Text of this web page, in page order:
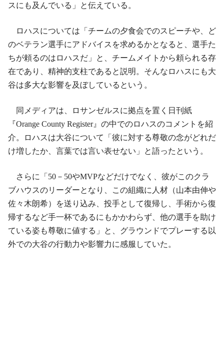
スにも及んでいる」と伝えている。
ロハスについては「チームの夕食会でのスピーチや、ど
のベテラン選手にアドバイスを求めるかとなると、選手た
ちが頼るのはロハスだ」と、チームメイトから頼られる存
在であり、精神的支柱であると説明。そんなロハスにも大
谷は多大な影響を及ぼしているという。
同メディアは、ロサンゼルスに拠点を置く日刊紙
『Orange County Register』の中でのロハスのコメントを紹
介。ロハスは大谷について「彼に対する尊敬の念がどれだ
け増したか、言葉では言い表せない」と語ったという。
さらに「50－50やMVPなどだけでなく、彼がこのクラ
ブハウスのリーダーとなり、この組織に人材（山本由伸や
佐々木朗希）を送り込み、投手として復帰し、手術から復
帰するなど手一杯であるにもかかわらず、他の選手を助け
ている姿も尊敬に値する」と、グラウンドでプレーする以
外での大谷の行動力や影響力に感服していた。